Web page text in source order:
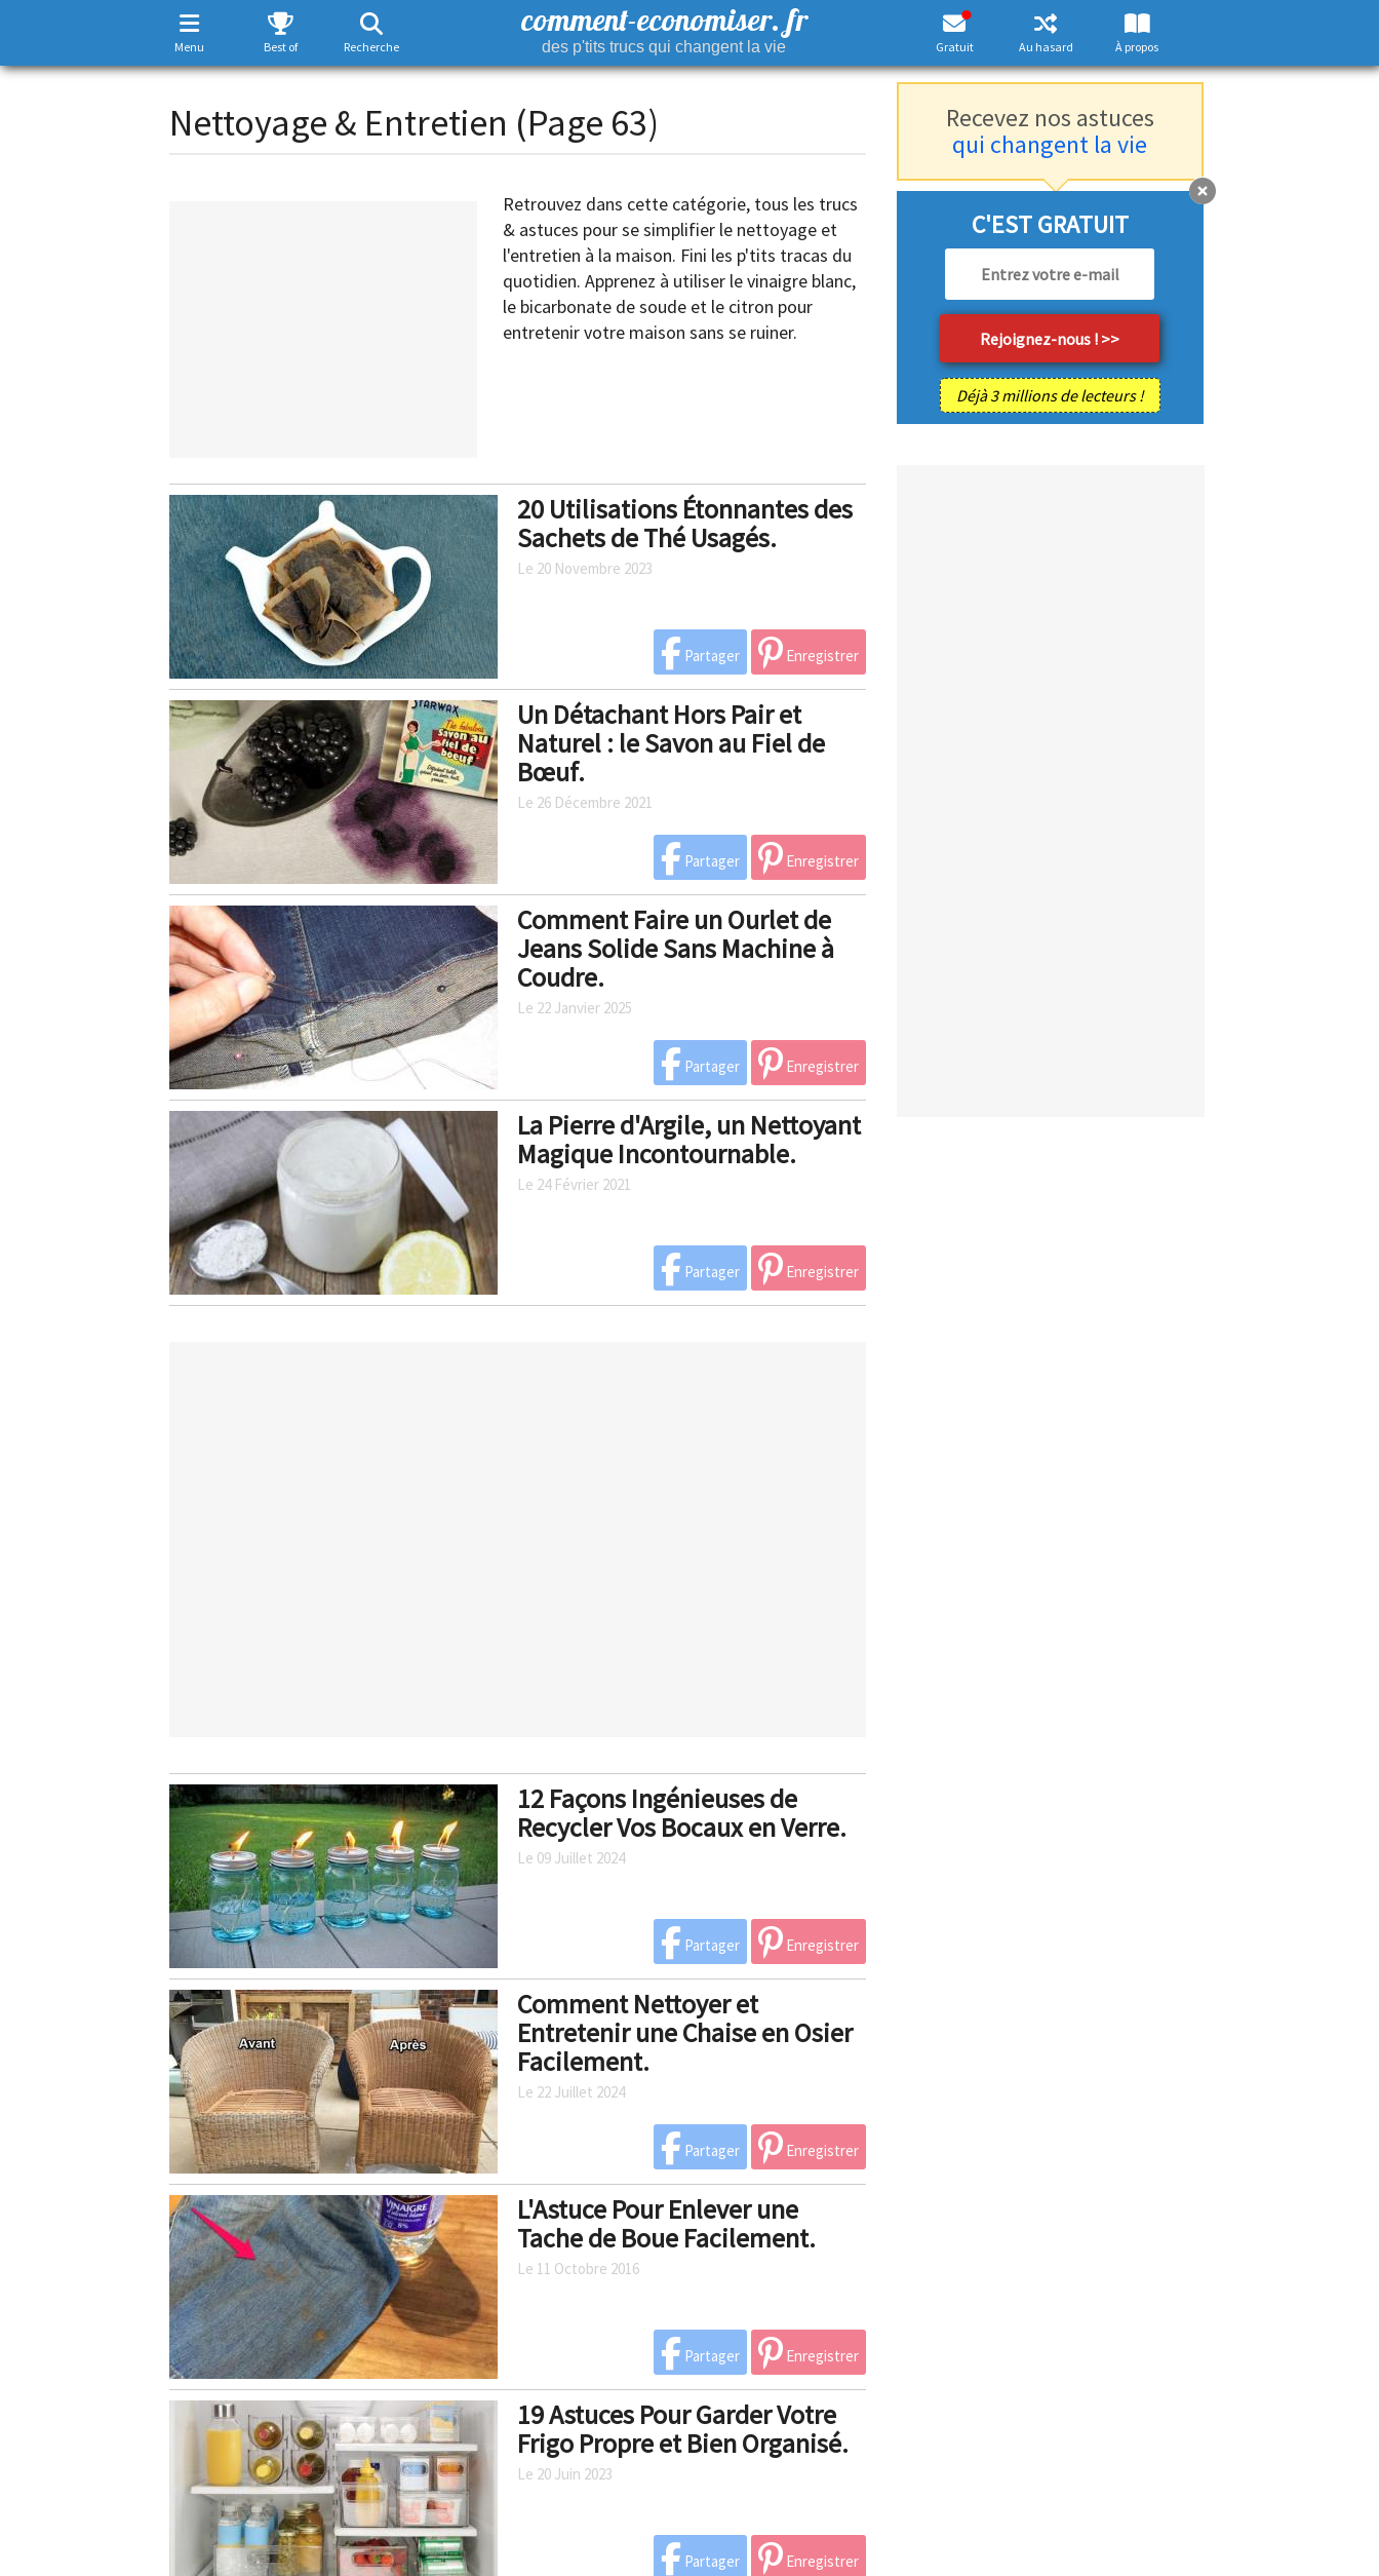
Menu Best of Recherche
comment-economiser. fr
des p'tits trucs qui changent la vie Gratuit Au hasard À propos
Nettoyage & Entretien (Page 63)
Retrouvez dans cette catégorie, tous les trucs
& astuces pour se simplifier le nettoyage et
l'entretien à la maison. Fini les p'tits tracas du
quotidien. Apprenez à utiliser le vinaigre blanc,
le bicarbonate de soude et le citron pour
entretenir votre maison sans se ruiner.
20 Utilisations Étonnantes des
Sachets de Thé Usagés.
Le 20 Novembre 2023
Partager Enregistrer
Un Détachant Hors Pair et
Naturel : le Savon au Fiel de
Bœuf.
Le 26 Décembre 2021
Partager Enregistrer
Comment Faire un Ourlet de
Jeans Solide Sans Machine à
Coudre.
Le 22 Janvier 2025
Partager Enregistrer
La Pierre d'Argile, un Nettoyant
Magique Incontournable.
Le 24 Février 2021
Partager Enregistrer
12 Façons Ingénieuses de
Recycler Vos Bocaux en Verre.
Le 09 Juillet 2024
Partager Enregistrer
Comment Nettoyer et
Entretenir une Chaise en Osier
Facilement.
Le 22 Juillet 2024
Partager Enregistrer
L'Astuce Pour Enlever une
Tache de Boue Facilement.
Le 11 Octobre 2016
Partager Enregistrer
19 Astuces Pour Garder Votre
Frigo Propre et Bien Organisé.
Le 20 Juin 2023
Partager Enregistrer
Recevez nos astuces
qui changent la vie
C'EST GRATUIT
Déjà 3 millions de lecteurs !